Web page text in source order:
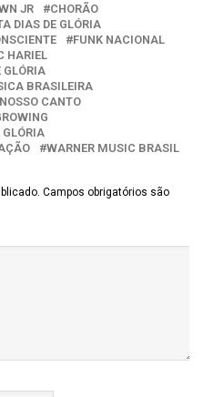
JR
CHORÃO
DIAS DE GLÓRIA
FUNK NACIONAL
HARIEL
GLÓRIA
BRASILEIRA
NOSSO CANTO
GLÓRIA
WARNER MUSIC BRASIL
Campos obrigatórios são